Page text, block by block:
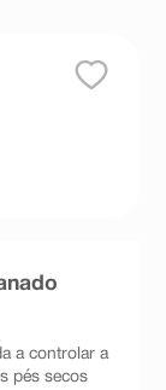
a controlar a
pés secos